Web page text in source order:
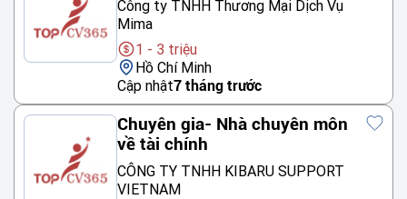
Công ty TNHH Thương Mại Dịch Vụ
Mima
1 - 3 triệu
Hồ Chí Minh
Cập nhật7 tháng trước
Chuyên gia- Nhà chuyên môn
về tài chính
CÔNG TY TNHH KIBARU SUPPORT
VIETNAM